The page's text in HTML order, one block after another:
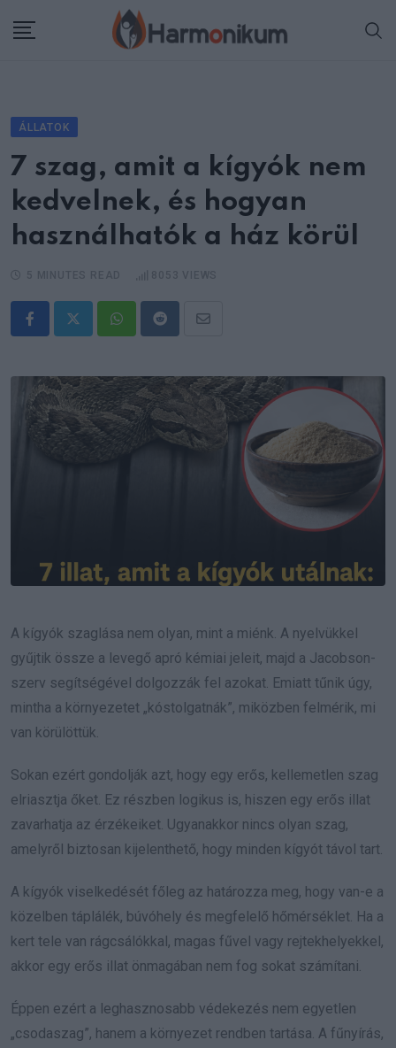
ÁLLATOK
7 szag, amit a kígyók nem
kedvelnek, és hogyan
használhatók a ház körül
WhatsappRedditShare
Email
A kígyók szaglása nem olyan, mint a miénk. A nyelvükkel
gyűjtik össze a levegő apró kémiai jeleit, majd a Jacobson-
szerv segítségével dolgozzák fel azokat. Emiatt tűnik úgy,
mintha a környezetet „kóstolgatnák”, miközben felmérik, mi
van körülöttük.
Sokan ezért gondolják azt, hogy egy erős, kellemetlen szag
elriasztja őket. Ez részben logikus is, hiszen egy erős illat
zavarhatja az érzékeiket. Ugyanakkor nincs olyan szag,
amelyről biztosan kijelenthető, hogy minden kígyót távol tart.
A kígyók viselkedését főleg az határozza meg, hogy van-e a
közelben táplálék, búvóhely és megfelelő hőmérséklet. Ha a
kert tele van rágcsálókkal, magas fűvel vagy rejtekhelyekkel,
akkor egy erős illat önmagában nem fog sokat számítani.
Éppen ezért a leghasznosabb védekezés nem egyetlen
„csodaszag”, hanem a környezet rendben tartása. A fűnyírás,